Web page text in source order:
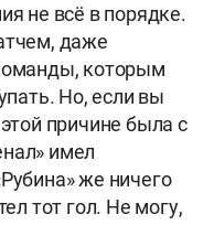
не всё в порядке.
даже
которым
Но, если вы
причине была с
имел
же ничего
тот гол. Не могу,